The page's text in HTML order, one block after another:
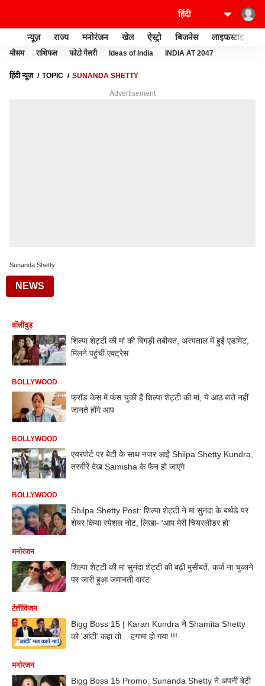
न्यूज़ राज्य मनोरंजन खेल ऐस्ट्रो बिजनेस लाइफस्टाइल
मौसम राशिफल फोटो गैलरी Ideas of India INDIA AT 2047
हिंदी न्यूज़ TOPIC SUNANDA SHETTY
Advertisement
Sunanda Shetty
NEWS
बॉलीवुड
शिल्पा शेट्टी की मां की बिगड़ी तबीयत, अस्पताल में हुईं एडमिट,
मिलने पहुंचीं एक्ट्रेस
BOLLYWOOD
फ्रॉड केस में फंस चुकी हैं शिल्पा शेट्टी की मां, ये आठ बातें नहीं
जानते होंगे आप
BOLLYWOOD
एयरपोर्ट पर बेटी के साथ नजर आईं Shilpa Shetty Kundra,
तस्वीरें देख Samisha के फैन हो जाएंगे
BOLLYWOOD
Shilpa Shetty Post: शिल्पा शेट्टी ने मां सुनंदा के बर्थडे पर
शेयर किया स्पेशल नोट, लिखा- 'आप मेरी चियरलीडर हो'
मनोरंजन
शिल्पा शेट्टी की मां सुनंदा शेट्टी की बढ़ी मुसीबतें, कर्ज ना चुकाने
पर जारी हुआ जमानती वारंट
टेलीविजन
Bigg Boss 15 | Karan Kundra ने Shamita Shetty
को 'आंटी' कहा तो... हंगामा हो गया !!!
मनोरंजन
Bigg Boss 15 Promo: Sunanda Shetty ने अपनी बेटी